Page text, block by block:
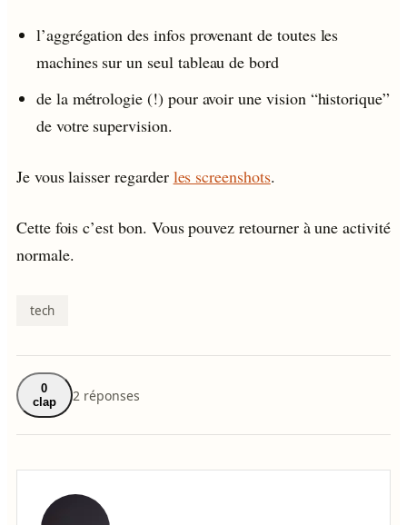
l’aggrégation des infos provenant de toutes les
machines sur un seul tableau de bord
de la métrologie (!) pour avoir une vision “historique”
de votre supervision.
Je vous laisser regarder les screenshots.
Cette fois c’est bon. Vous pouvez retourner à une activité
normale.
tech
0
clap
2 réponses